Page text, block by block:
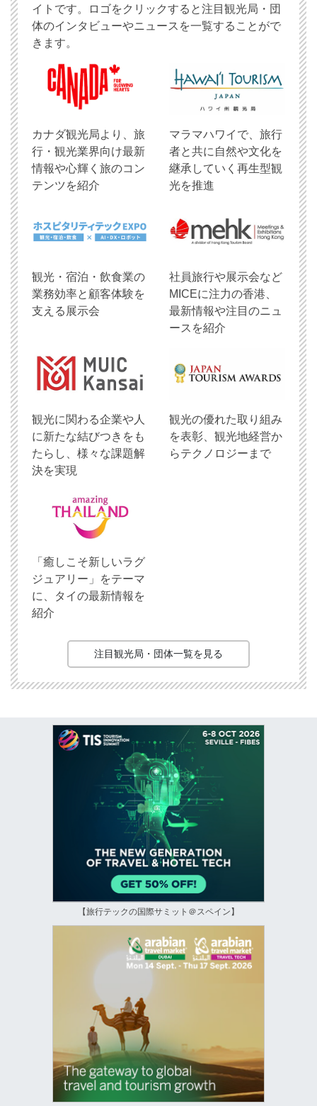
イトです。ロゴをクリックすると注目観光局・団
体のインタビューやニュースを一覧することがで
きます。
​カナダ観光局より、旅
行・観光業界向け最新
情報や心輝く旅のコン
テンツを紹介
マラマハワイで、旅行
者と共に自然や文化を
継承していく再生型観
光を推進
観光・宿泊・飲食業の
業務効率と顧客体験を
支える展示会
社員旅行や展示会など
MICEに注力の香港、
最新情報や注目のニュ
ースを紹介
観光に関わる企業や人
に新たな結びつきをも
たらし、様々な課題解
決を実現
観光の優れた取り組み
を表彰、観光地経営か
らテクノロジーまで
「癒しこそ新しいラグ
ジュアリー」をテーマ
に、タイの最新情報を
紹介
注目観光局・団体一覧を見る
【旅行テックの国際サミット＠スペイン】